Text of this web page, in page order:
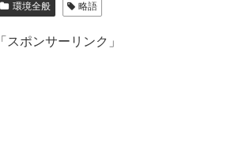
環境全般 略語
「スポンサーリンク」